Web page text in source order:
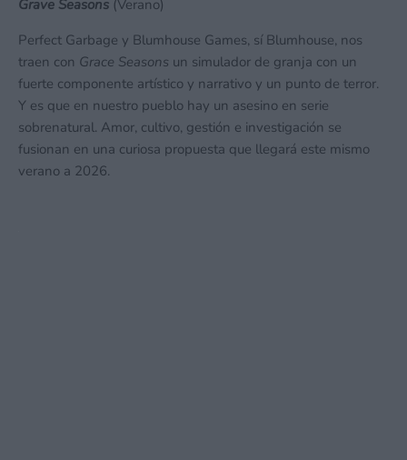
Grave Seasons (Verano)
Perfect Garbage y Blumhouse Games, sí Blumhouse, nos
traen con Grace Seasons un simulador de granja con un
fuerte componente artístico y narrativo y un punto de terror.
Y es que en nuestro pueblo hay un asesino en serie
sobrenatural. Amor, cultivo, gestión e investigación se
fusionan en una curiosa propuesta que llegará este mismo
verano a 2026.